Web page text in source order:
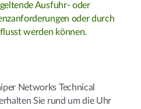
Ausfuhr- oder
oder durch
werden können.
Networks Technical
Sie rund um die Uhr